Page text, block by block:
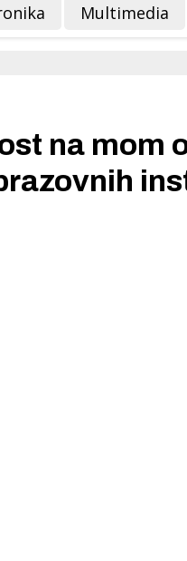
Multimedia
na mom